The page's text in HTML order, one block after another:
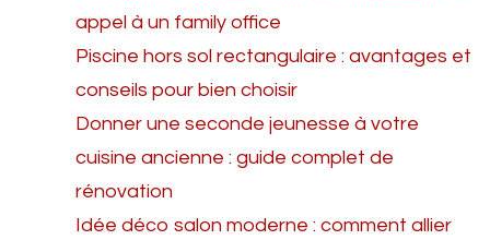
appel à un family office
Piscine hors sol rectangulaire : avantages et
conseils pour bien choisir
Donner une seconde jeunesse à votre
cuisine ancienne : guide complet de
rénovation
Idée déco salon moderne : comment allier